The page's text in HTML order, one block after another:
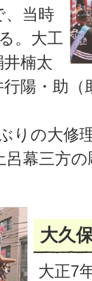
、当時
。大工
楠太
陽・助
りの大修
幕三方
大久
大正7